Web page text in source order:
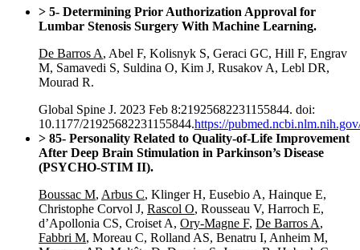
> 5- Determining Prior Authorization Approval for
Lumbar Stenosis Surgery With Machine Learning.
De Barros A, Abel F, Kolisnyk S, Geraci GC, Hill F, Engrav
M, Samavedi S, Suldina O, Kim J, Rusakov A, Lebl DR,
Mourad R.
Global Spine J. 2023 Feb 8:21925682231155844. doi:
10.1177/21925682231155844.https://
> 85- Personality Related to Quality-of-Life Improvement
After Deep Brain Stimulation in Parkinson’s Disease
(PSYCHO-STIM II).
Boussac M, Arbus C, Klinger H, Eusebio A, Hainque E,
Christophe Corvol J, Rascol O, Rousseau V, Harroch E,
d’Apollonia CS, Croiset A, Ory-Magne F, De Barros A,
Fabbri M, Moreau C, Rolland AS, Benatru I, Anheim M,